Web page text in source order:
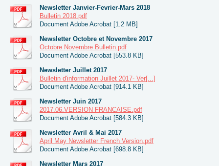
Newsletter Janvier-Fevrier-Mars 2018
Bulletin 2018.pdf
Document Adobe Acrobat [1.2 MB]
Newsletter Octobre et Novembre 2017
Octobre Novembre Bulletin.pdf
Document Adobe Acrobat [553.8 KB]
Newsletter Juillet 2017
Bulletin d'information Juillet 2017- Ver[...]
Document Adobe Acrobat [914.1 KB]
Newsletter Juin 2017
2017.06.VERSION FRANCAISE.pdf
Document Adobe Acrobat [584.3 KB]
Newsletter Avril & Mai 2017
April May Newsletter French Version.pdf
Document Adobe Acrobat [698.8 KB]
Newsletter Mars 2017